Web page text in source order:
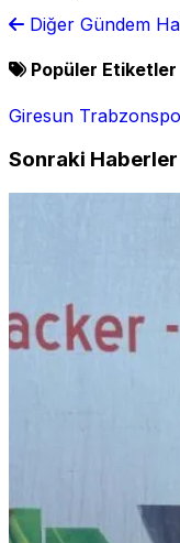
Kuvvetleri
Diğer Gündem
Popüler Etiketler
Giresun
Sonraki Haberler